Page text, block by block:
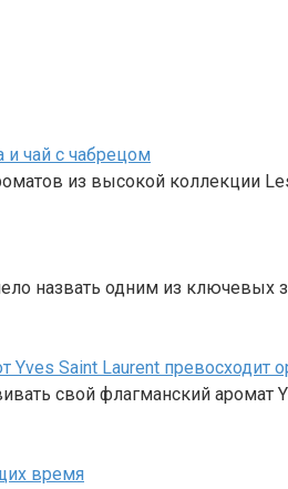
и чай с чабрецом
из высокой коллекции
назвать одним из ключевых
Yves Saint Laurent превосходит
свой флагманский аромат
время